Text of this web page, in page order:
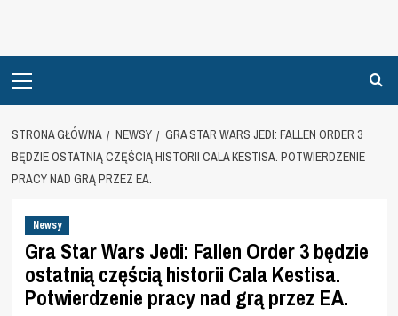
Menu
STRONA GŁÓWNA NEWSY
GRA STAR WARS JEDI: FALLEN ORDER 3
BĘDZIE OSTATNIĄ CZĘŚCIĄ HISTORII CALA KESTISA. POTWIERDZENIE
PRACY NAD GRĄ PRZEZ EA.
Newsy
Gra Star Wars Jedi: Fallen Order 3 będzie
ostatnią częścią historii Cala Kestisa.
Potwierdzenie pracy nad grą przez EA.